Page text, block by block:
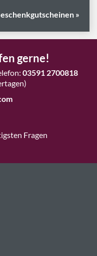
»
gerne!
03591 2700818
Fragen